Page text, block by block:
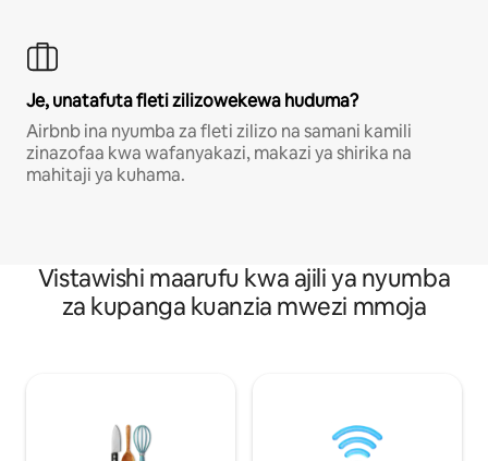
Je, unatafuta fleti zilizowekewa huduma?
Airbnb ina nyumba za fleti zilizo na samani kamili
zinazofaa kwa wafanyakazi, makazi ya shirika na
mahitaji ya kuhama.
Vistawishi maarufu kwa ajili ya nyumba
za kupanga kuanzia mwezi mmoja